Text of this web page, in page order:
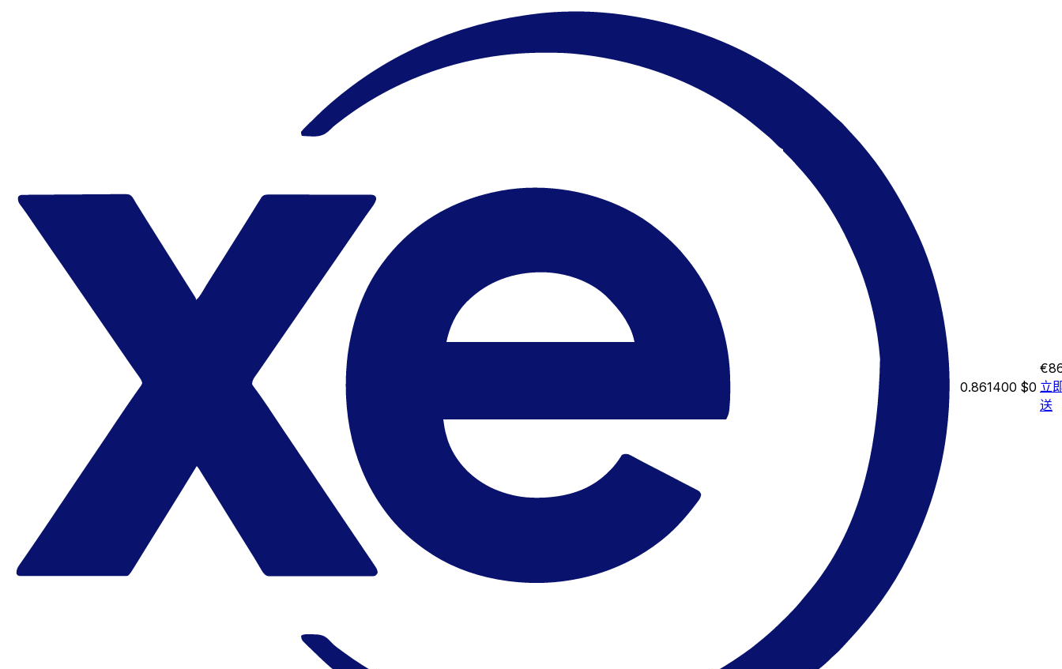
0.861400 $0 立
送